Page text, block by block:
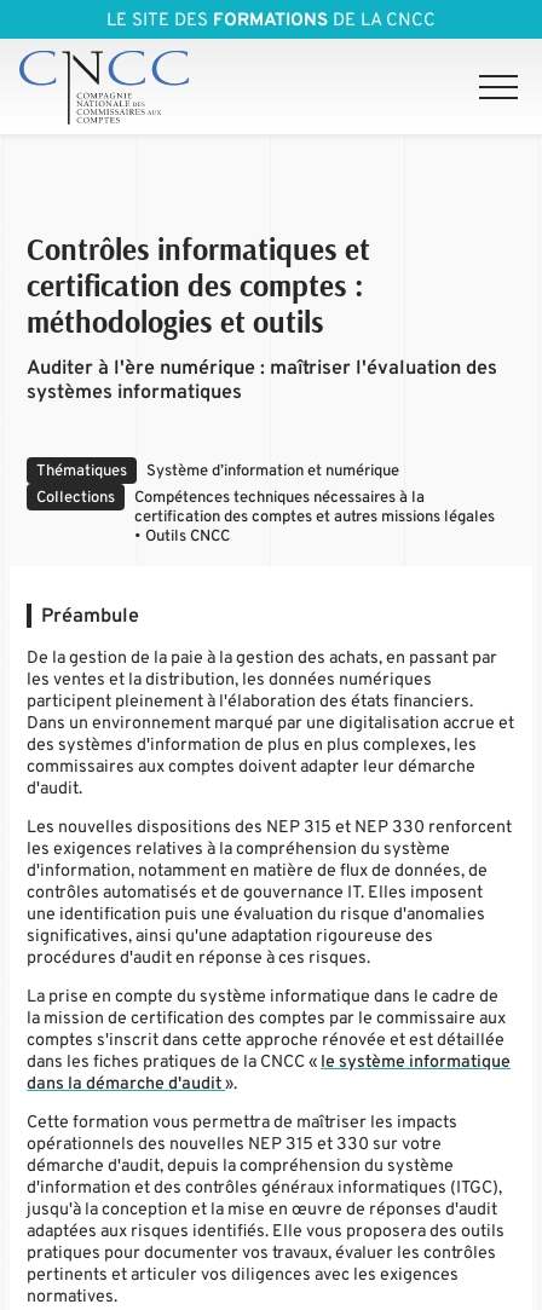
LE SITE DES FORMATIONS DE LA CNCC
Contrôles informatiques et
certification des comptes :
méthodologies et outils
Auditer à l'ère numérique : maîtriser l'évaluation des
systèmes informatiques
Thématiques
Système d’information et numérique
Collections
Compétences techniques nécessaires à la
certification des comptes et autres missions légales
• Outils CNCC
Préambule
De la gestion de la paie à la gestion des achats, en passant par
les ventes et la distribution, les données numériques
participent pleinement à l'élaboration des états financiers.
Dans un environnement marqué par une digitalisation accrue et
des systèmes d'information de plus en plus complexes, les
commissaires aux comptes doivent adapter leur démarche
d'audit.
Les nouvelles dispositions des NEP 315 et NEP 330 renforcent
les exigences relatives à la compréhension du système
d'information, notamment en matière de flux de données, de
contrôles automatisés et de gouvernance IT. Elles imposent
une identification puis une évaluation du risque d'anomalies
significatives, ainsi qu'une adaptation rigoureuse des
procédures d'audit en réponse à ces risques.
La prise en compte du système informatique dans le cadre de
la mission de certification des comptes par le commissaire aux
comptes s'inscrit dans cette approche rénovée et est détaillée
dans les fiches pratiques de la CNCC « le système informatique
dans la démarche d'audit».
Cette formation vous permettra de maîtriser les impacts
opérationnels des nouvelles NEP 315 et 330 sur votre
démarche d'audit, depuis la compréhension du système
d'information et des contrôles généraux informatiques (ITGC),
jusqu'à la conception et la mise en œuvre de réponses d'audit
adaptées aux risques identifiés. Elle vous proposera des outils
pratiques pour documenter vos travaux, évaluer les contrôles
pertinents et articuler vos diligences avec les exigences
normatives.